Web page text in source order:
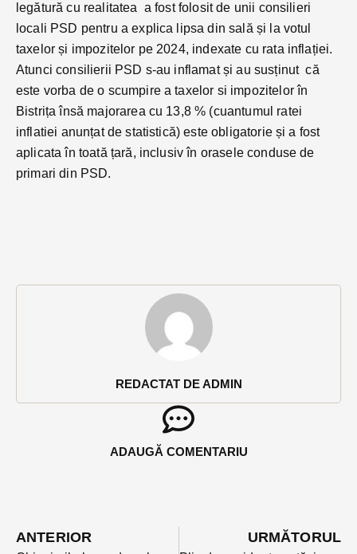
REDACTAT DE ADMIN
ADAUGĂ COMENTARIU
legătură cu realitatea a fost folosit de unii consilieri
locali PSD pentru a explica lipsa din sală și la votul
taxelor și impozitelor pe 2024, indexate cu rata inflației.
Atunci consilierii PSD s-au inflamat și au susținut că
este vorba de o scumpire a taxelor si impozitelor în
Bistrița însă majorarea cu 13,8 % (cuantumul ratei
inflatiei anunțat de statistică) este obligatorie și a fost
aplicata în toată țară, inclusiv în orasele conduse de
primari din PSD.
ANTERIOR URMĂTORUL